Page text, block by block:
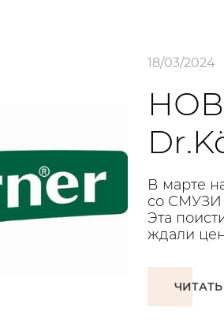
18/03/2024
В марте
со СМУЗИ
Эта
ждали